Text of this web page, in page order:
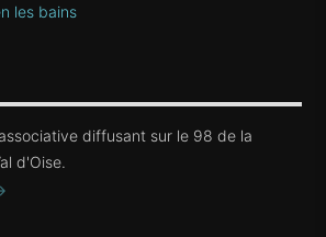
les bains
diffusant sur le 98 de la
d'Oise.